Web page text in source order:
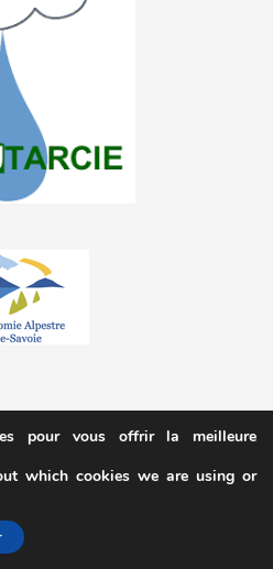
pour vous offrir la meilleure
which cookies we are using or